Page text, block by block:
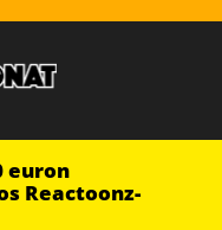
euron
Reactoonz-